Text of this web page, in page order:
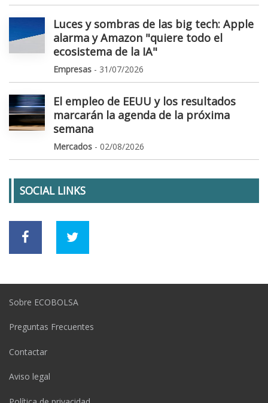
Luces y sombras de las big tech: Apple
alarma y Amazon "quiere todo el
ecosistema de la IA"
Empresas - 31/07/2026
El empleo de EEUU y los resultados
marcarán la agenda de la próxima
semana
Mercados - 02/08/2026
SOCIAL LINKS
Sobre ECOBOLSA
Preguntas Frecuentes
Contactar
Aviso legal